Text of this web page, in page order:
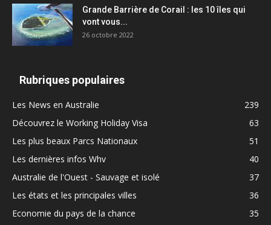
Grande Barrière de Corail : les 10 îles qui
vont vous...
26 octobre 2022
Rubriques populaires
Les News en Australie
239
Découvrez le Working Holiday Visa
63
Les plus beaux Parcs Nationaux
51
Les dernières infos Whv
40
Australie de l'Ouest - Sauvage et isolé
37
Les états et les principales villes
36
Economie du pays de la chance
35